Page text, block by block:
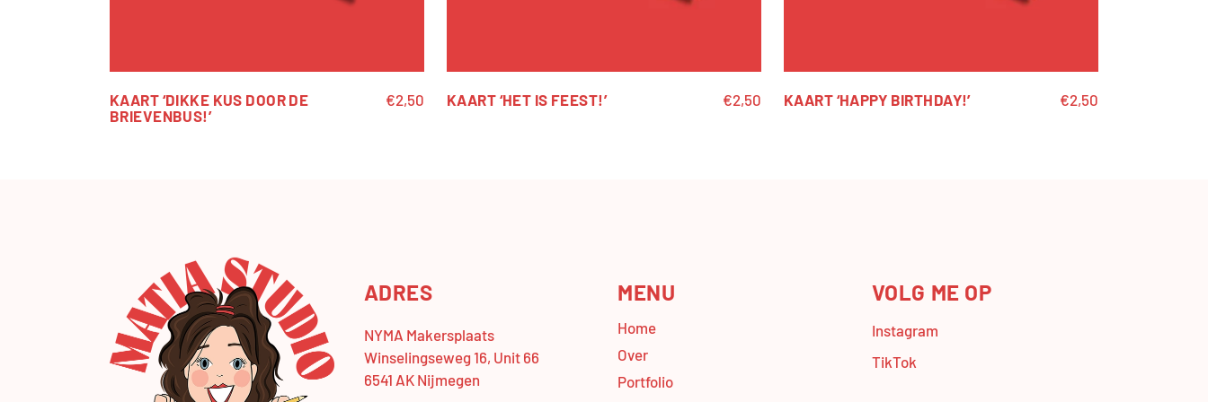
€2,50
KAART ‘DIKKE KUS DOOR DE
BRIEVENBUS!’
€2,50
KAART ‘HET IS FEEST!’ €2,50
KAART ‘HAPPY BIRTHDAY!’
ADRES
NYMA Makersplaats
Winselingseweg 16, Unit 66
6541 AK Nijmegen
MENU
Home
Over
Portfolio
VOLG ME OP
Instagram
TikTok